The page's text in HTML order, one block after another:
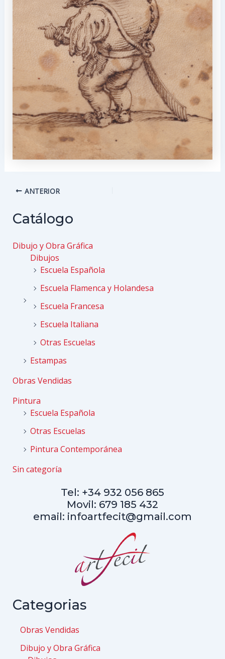
Navegación
entradas
ANTERIOR
Catálogo
Dibujo y Obra Gráfica
Dibujos
Escuela Española
Escuela Flamenca y Holandesa
Escuela Francesa
Escuela Italiana
Otras Escuelas
Estampas
Obras Vendidas
Pintura
Escuela Española
Otras Escuelas
Pintura Contemporánea
Sin categoría
Tel: +34 932 056 865
Movil: 679 185 432
email: infoartfecit@gmail.com
Categorias
Obras Vendidas
Dibujo y Obra Gráfica